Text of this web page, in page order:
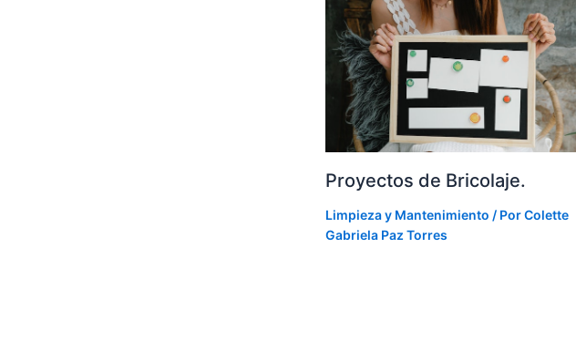
Proyectos de Bricolaje.
Limpieza y Mantenimiento / PorColette
Gabriela Paz Torres